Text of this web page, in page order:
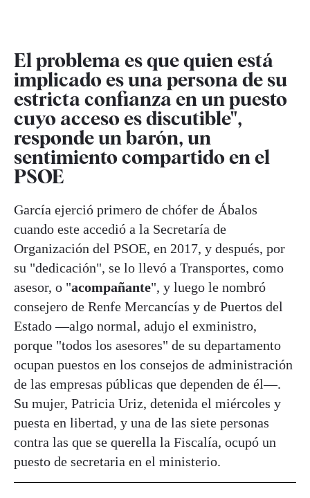
El problema es que quien está
implicado es una persona de su
estricta confianza en un puesto
cuyo acceso es discutible",
responde un barón, un
sentimiento compartido en el
PSOE
García ejerció primero de chófer de Ábalos
cuando este accedió a la Secretaría de
Organización del PSOE, en 2017, y después, por
su "dedicación", se lo llevó a Transportes, como
asesor, o "acompañante", y luego le nombró
consejero de Renfe Mercancías y de Puertos del
Estado —algo normal, adujo el exministro,
porque "todos los asesores" de su departamento
ocupan puestos en los consejos de administración
de las empresas públicas que dependen de él—.
Su mujer, Patricia Uriz, detenida el miércoles y
puesta en libertad, y una de las siete personas
contra las que se querella la Fiscalía, ocupó un
puesto de secretaria en el ministerio.